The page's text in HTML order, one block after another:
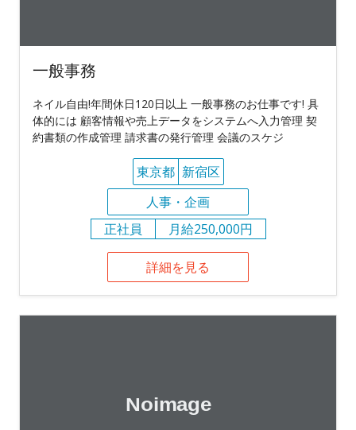
一般事務
ネイル自由!年間休日120日以上 一般事務のお仕事です! 具
体的には 顧客情報や売上データをシステムへ入力管理 契
約書類の作成管理 請求書の発行管理 会議のスケジ
東京都 新宿区
人事・企画
正社員
月給250,000円
詳細を見る